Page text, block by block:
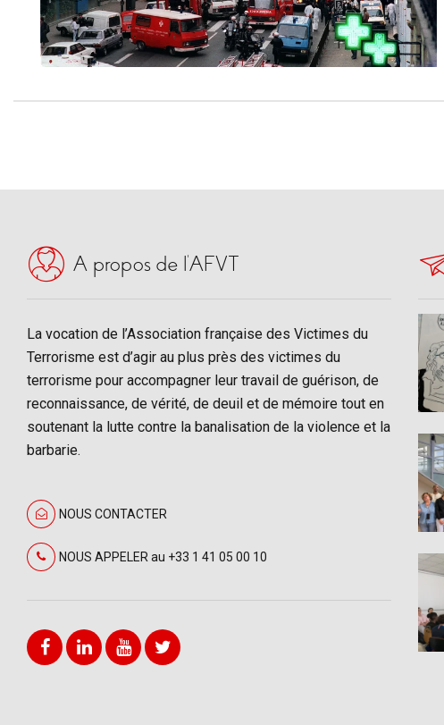
A propos de l’AFVT
La vocation de l’Association française des Victimes du
Terrorisme est d’agir au plus près des victimes du
terrorisme pour accompagner leur travail de guérison, de
reconnaissance, de vérité, de deuil et de mémoire tout en
soutenant la lutte contre la banalisation de la violence et la
barbarie.
NOUS CONTACTER
NOUS APPELER au +33 1 41 05 00 10